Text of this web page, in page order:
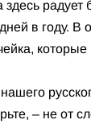
здесь радует
в году. В
– не от